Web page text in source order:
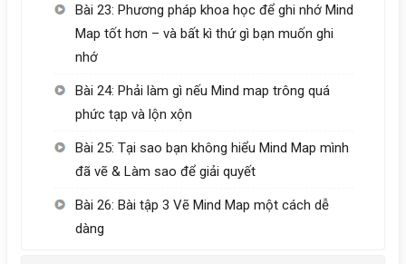
Bài 23: Phương pháp khoa học để ghi nhớ Mind
Map tốt hơn – và bất kì thứ gì bạn muốn ghi
nhớ
Bài 24: Phải làm gì nếu Mind map trông quá
phức tạp và lộn xộn
Bài 25: Tại sao bạn không hiểu Mind Map mình
đã vẽ & Làm sao để giải quyết
Bài 26: Bài tập 3 Vẽ Mind Map một cách dễ
dàng